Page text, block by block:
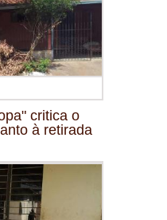
critica o
à retirada